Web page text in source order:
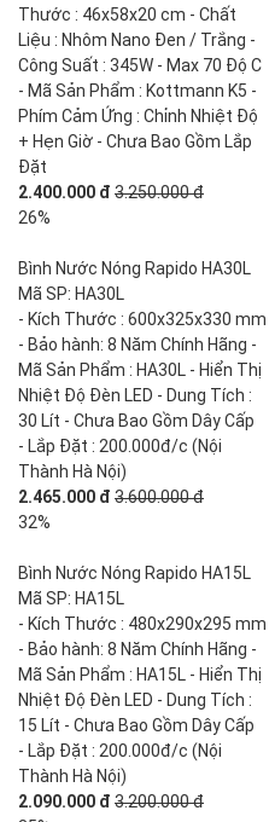
Thước : 46x58x20 cm - Chất
Liệu : Nhôm Nano Đen / Trắng -
Công Suất : 345W - Max 70 Độ C
- Mã Sản Phẩm : Kottmann K5 -
Phím Cảm Ứng : Chỉnh Nhiệt Độ
+ Hẹn Giờ - Chưa Bao Gồm Lắp
Đặt
2.400.000 đ 3.250.000 đ
26%
Bình Nước Nóng Rapido HA30L
Mã SP: HA30L
- Kích Thước : 600x325x330 mm
- Bảo hành: 8 Năm Chính Hãng -
Mã Sản Phẩm : HA30L - Hiển Thị
Nhiệt Độ Đèn LED - Dung Tích :
30 Lít - Chưa Bao Gồm Dây Cấp
- Lắp Đặt : 200.000đ/c (Nội
Thành Hà Nội)
2.465.000 đ 3.600.000 đ
32%
Bình Nước Nóng Rapido HA15L
Mã SP: HA15L
- Kích Thước : 480x290x295 mm
- Bảo hành: 8 Năm Chính Hãng -
Mã Sản Phẩm : HA15L - Hiển Thị
Nhiệt Độ Đèn LED - Dung Tích :
15 Lít - Chưa Bao Gồm Dây Cấp
- Lắp Đặt : 200.000đ/c (Nội
Thành Hà Nội)
2.090.000 đ 3.200.000 đ